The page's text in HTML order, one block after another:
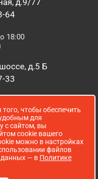
д.9/77
64
18:00
д.5 Б
33
д. 52 А
18:00
чтобы обеспечить
для
с сайтом, вы
cookie вашего
можно в настройках
файлов
данных — в Политике